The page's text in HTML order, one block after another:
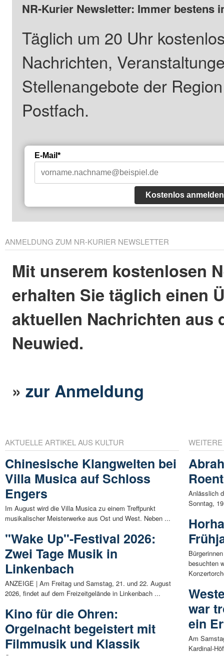
NR-Kurier Newsletter: Immer bestens
Täglich um 20 Uhr
Nachrichten,
Stellenangebote der
Postfach.
E-Mail*
Kostenlos anmelden
ANMELDUNG ZUM NR-KURIER NEWSLETTER
Mit unserem kostenlosen
erhalten Sie täglich einen
aktuellen Nachrichten aus
Neuwied.
»zur Anmeldung
AKTUELLE ARTIKEL AUS KULTUR
Chinesische Klangwelten bei
Villa Musica auf Schloss
Engers
Im August wird die Villa Musica zu einem Treffpunkt
musikalischer Meisterwerke aus Ost und West. Neben ...
"Wake Up"-Festival 2026:
Zwei Tage Musik in
Linkenbach
ANZEIGE | Am Freitag und Samstag, 21. und 22. August
2026, findet auf dem Freizeitgelände in Linkenbach ...
Kino für die Ohren:
Orgelnacht begeistert mit
Filmmusik und Klassik
Anlässlich
Sonntag,
besuchten
war
ein
Am
Kardinal-